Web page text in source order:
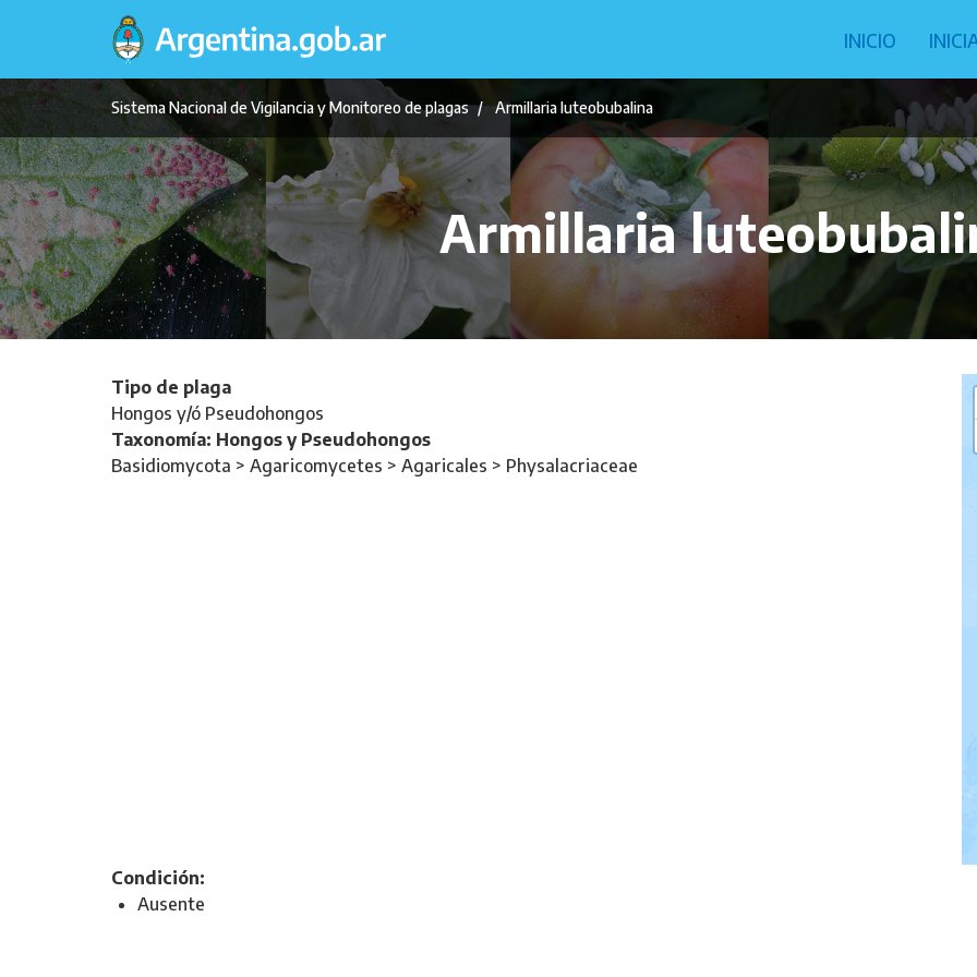
principal
INICIO
Sistema Nacional de Vigilancia y Monitoreo de plagas Armillaria luteobubalina
Armillaria
Tipo de plaga
Hongos y/ó Pseudohongos
Taxonomía: Hongos y Pseudohongos
Basidiomycota > Agaricomycetes > Agaricales > Physalacriaceae
Condición:
Ausente